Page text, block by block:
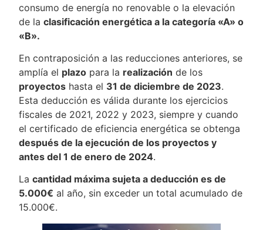
consumo de energía no renovable o la elevación
de laclasificación energética a la categoría «A» o
«B».
En contraposición a las reducciones anteriores, se
amplía el plazo para la realización de los
proyectos hasta el 31 de diciembre de 2023.
Esta deducción es válida durante los ejercicios
fiscales de 2021, 2022 y 2023, siempre y cuando
el certificado de eficiencia energética se obtenga
después de la ejecución de los proyectos y
antes del 1 de enero de 2024.
Lacantidad máxima sujeta a deducción es de
5.000€ al año, sin exceder un total acumulado de
15.000€.